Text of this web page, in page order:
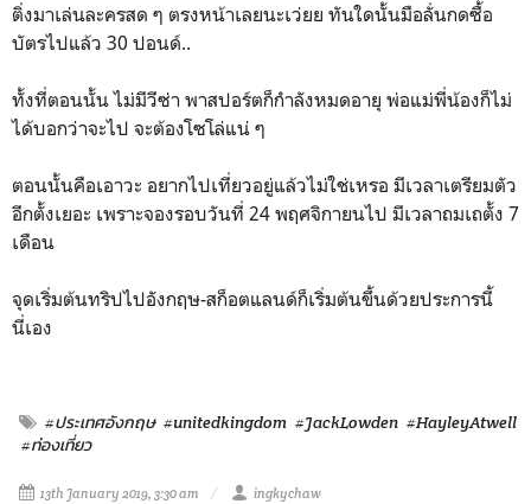
ติ่งมาเล่นละครสด ๆ ตรงหน้าเลยนะเว่ยย ทันใดนั้นมือลั่นกดซื้อ
บัตรไปแล้ว 30 ปอนด์..
ทั้งที่ตอนนั้น ไม่มีวีซ่า พาสปอร์ตก็กำลังหมดอายุ พ่อแม่พี่น้องก็ไม่
ได้บอกว่าจะไป จะต้องโซโล่แน่ ๆ
ตอนนั้นคือเอาวะ อยากไปเที่ยวอยู่แล้วไม่ใช่เหรอ มีเวลาเตรียมตัว
อีกตั้งเยอะ เพราะจองรอบวันที่ 24 พฤศจิกายนไป มีเวลาถมเถตั้ง 7
เดือน
จุดเริ่มต้นทริปไปอังกฤษ-สก็อตแลนด์ก็เริ่มต้นขึ้นด้วยประการนี้
นี่เอง
#ประเทศอังกฤษ #unitedkingdom #JackLowden #HayleyAtwell
#ท่องเที่ยว
13th January 2019, 3:30 am ingkychaw